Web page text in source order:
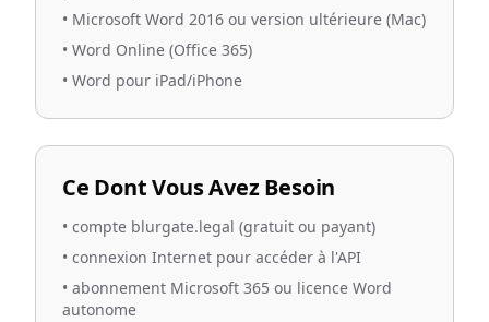
• Microsoft Word 2016 ou version ultérieure (Mac)
• Word Online (Office 365)
• Word pour iPad/iPhone
Ce Dont Vous Avez Besoin
• compte blurgate.legal (gratuit ou payant)
• connexion Internet pour accéder à l'API
• abonnement Microsoft 365 ou licence Word
autonome